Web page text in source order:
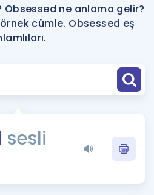
DEĞİLİM
Obsessed ne anlama gelir?
cümle. Obsessed eş
sesli